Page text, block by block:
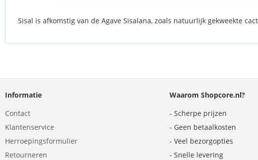
Sisal is afkomstig van de Agave Sisalana, zoals natuurlijk gekweekte
Informatie
Contact
Klantenservice
Herroepingsformulier
Retourneren
Waarom Shopcore.nl?
- Scherpe prijzen
- Geen betaalkosten
- Veel bezorgopties
- Snelle levering